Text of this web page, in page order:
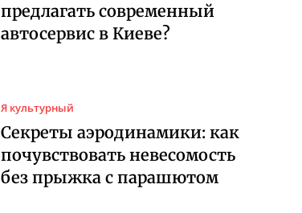
предлагать современный
автосервис в Киеве?
Я культурный
Секреты аэродинамики: как
почувствовать невесомость
без прыжка с парашютом